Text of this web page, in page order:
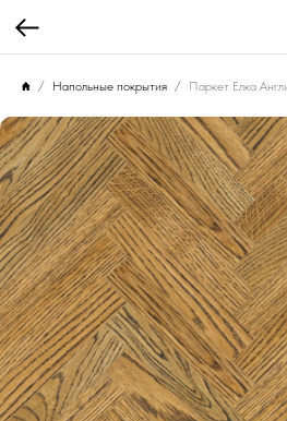
Напольные покрытия